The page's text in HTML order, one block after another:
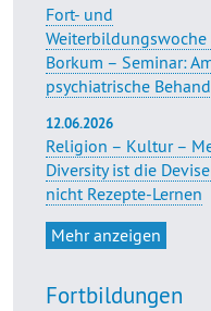
Fort- und
Weiterbildungswoche
Borkum – Seminar:
psychiatrische
12.06.2026
Religion – Kultur –
Diversity ist die
nicht Rezepte-Lernen
Mehr anzeigen
Fortbildungen